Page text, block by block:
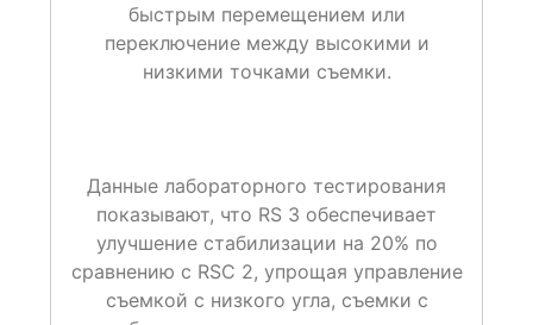
быстрым перемещением или
переключение между высокими и
низкими точками съемки.
Данные лабораторного тестирования
показывают, что RS 3 обеспечивает
улучшение стабилизации на 20% по
сравнению с RSC 2, упрощая управление
съемкой с низкого угла, съемки с